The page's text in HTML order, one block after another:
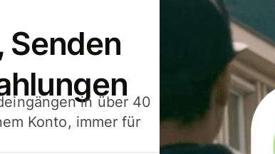
Senden
in über 40
Konto, immer für